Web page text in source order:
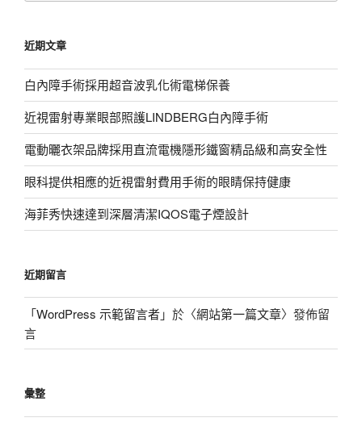
字:
近期文章
白內障手術採用超音波乳化術電梯保養
近視雷射專業眼部照護LINDBERG白內障手術
電動曬衣架品牌採用直流電機隱形鐵窗精品級和高安全性
眼科提供相應的近視雷射費用手術的眼睛保持健康
海菲秀快速達到深層清潔IQOS電子煙設計
近期留言
「WordPress 示範留言者」於〈網站第一篇文章〉發佈留
言
彙整